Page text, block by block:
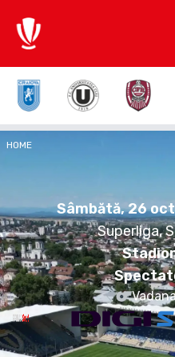
HOME
Sâmbătă, 26
Superliga,